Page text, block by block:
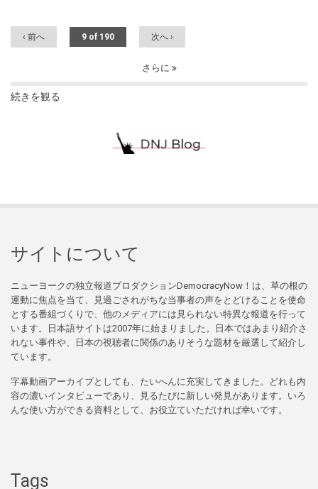
‹ 前へ 9 of 190 次へ ›
さらに
続きを観る
サイトについて
ニューヨークの独立報道プロダクションDemocracyNow！は、草の根の
運動に焦点を当て、見過ごされがちな当事者の声をとどけることを使命
とする番組づくりで、他のメディアには見られない特異な報道を行って
います。日本語サイトは2007年に始まりました。日本ではあまり紹介さ
れない事件や、日本の視聴者に関係のありそうな題材を厳選して紹介し
ています。
字幕動画アーカイブとしても、たいへんに充実してきました。どれも内
容の濃いインタビューであり、見るたびに新しい発見があります。いろ
んな使い方ができる資料として、お役立ていただければ幸いです。
Tags